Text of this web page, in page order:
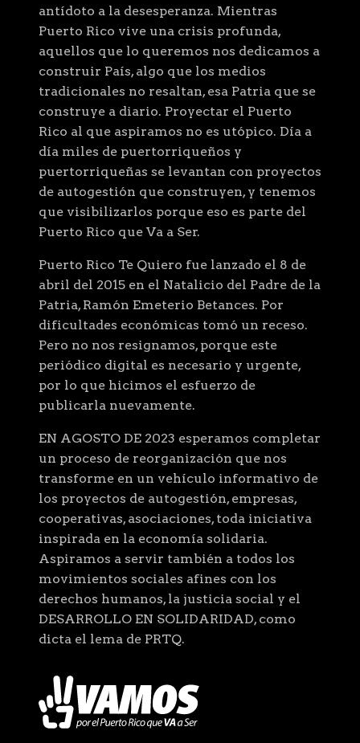
antídoto a la desesperanza. Mientras
Puerto Rico vive una crisis profunda,
aquellos que lo queremos nos dedicamos a
construir País, algo que los medios
tradicionales no resaltan, esa Patria que se
construye a diario. Proyectar el Puerto
Rico al que aspiramos no es utópico. Día a
día miles de puertorriqueños y
puertorriqueñas se levantan con proyectos
de autogestión que construyen, y tenemos
que visibilizarlos porque eso es parte del
Puerto Rico que Va a Ser.
Puerto Rico Te Quiero fue lanzado el 8 de
abril del 2015 en el Natalicio del Padre de la
Patria, Ramón Emeterio Betances. Por
dificultades económicas tomó un receso.
Pero no nos resignamos, porque este
periódico digital es necesario y urgente,
por lo que hicimos el esfuerzo de
publicarla nuevamente.
EN AGOSTO DE 2023 esperamos completar
un proceso de reorganización que nos
transforme en un vehículo informativo de
los proyectos de autogestión, empresas,
cooperativas, asociaciones, toda iniciativa
inspirada en la economía solidaria.
Aspiramos a servir también a todos los
movimientos sociales afines con los
derechos humanos, la justicia social y el
DESARROLLO EN SOLIDARIDAD, como
dicta el lema de PRTQ.